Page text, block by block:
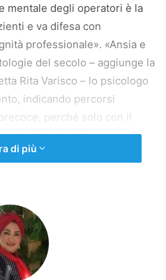
mentale degli operatori è la
e va difesa con
professionale». «Ansia e
del secolo – aggiunge la
Rita Varisco – lo psicologo
indicando percorsi
perché solo con il
le sfide globali».
In occasione della Giornata
(Agenzia Mondiale
Confini) e Movimento
proseguono il loro impegno
di più